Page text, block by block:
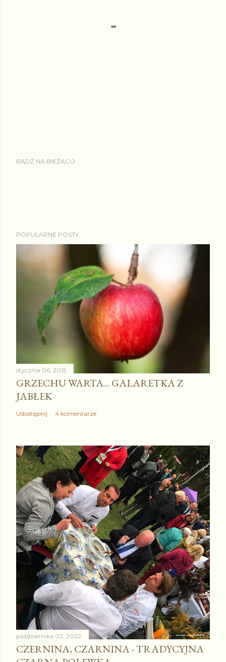
BĄDŹ NA BIEŻĄCO
POPULARNE POSTY
stycznia 06, 2015
GRZECHU WARTA... GALARETKA Z
JABŁEK
Udostępnij 4 komentarze
października 02, 2022
CZERNINA, CZARNINA - TRADYCYJNA